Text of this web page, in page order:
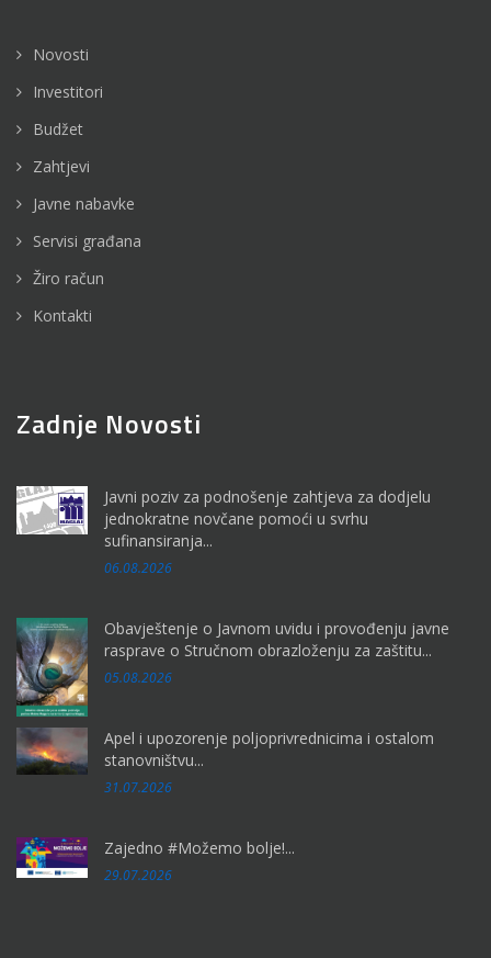
Novosti
Investitori
Budžet
Zahtjevi
Javne nabavke
Servisi građana
Žiro račun
Kontakti
Zadnje Novosti
Javni poziv za podnošenje zahtjeva za dodjelu
jednokratne novčane pomoći u svrhu
sufinansiranja...
06.08.2026
Obavještenje o Javnom uvidu i provođenju javne
rasprave o Stručnom obrazloženju za zaštitu...
05.08.2026
Apel i upozorenje poljoprivrednicima i ostalom
stanovništvu...
31.07.2026
Zajedno #Možemo bolje!...
29.07.2026